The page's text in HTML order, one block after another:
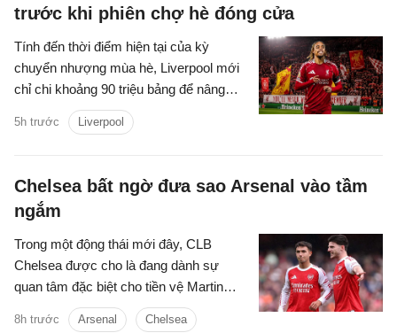
trước khi phiên chợ hè đóng cửa
Tính đến thời điểm hiện tại của kỳ
chuyển nhượng mùa hè, Liverpool mới
chỉ chi khoảng 90 triệu bảng để nâng
cấp lực lượng, với hai tân binh là trung
vệ Jeremy Jacquet và cầu thủ chạy
5h trước Liverpool
Chelsea bất ngờ đưa sao Arsenal vào tầm
ngắm
Trong một động thái mới đây, CLB
Chelsea được cho là đang dành sự
quan tâm đặc biệt cho tiền vệ Martin
Zubimendi của Arsenal.
8h trước Arsenal Chelsea